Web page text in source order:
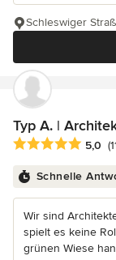
Schleswiger
Typ A. |
Durchschnittliche
5,0
Schnelle
Wir sind
spielt es keine
grünen Wiese